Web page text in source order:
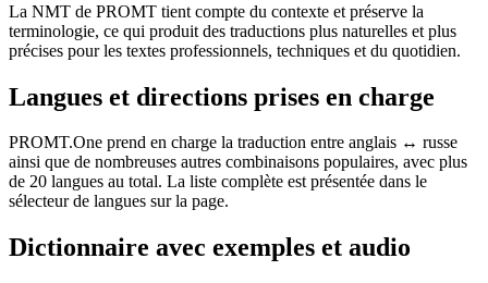
La NMT de PROMT tient compte du contexte et préserve la
terminologie, ce qui produit des traductions plus naturelles et plus
précises pour les textes professionnels, techniques et du quotidien.
Langues et directions prises en charge
PROMT.One prend en charge la traduction entre anglais ↔ russe
ainsi que de nombreuses autres combinaisons populaires, avec plus
de 20 langues au total. La liste complète est présentée dans le
sélecteur de langues sur la page.
Dictionnaire avec exemples et audio